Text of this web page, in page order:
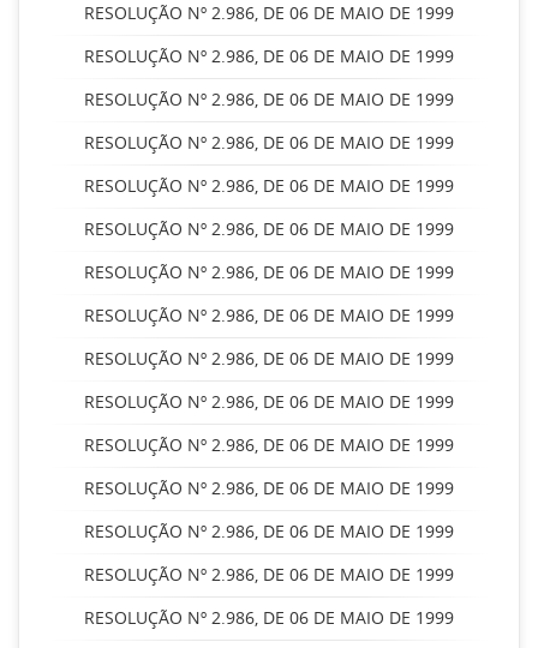
RESOLUÇÃO Nº 2.986, DE 06 DE MAIO DE 1999
RESOLUÇÃO Nº 2.986, DE 06 DE MAIO DE 1999
RESOLUÇÃO Nº 2.986, DE 06 DE MAIO DE 1999
RESOLUÇÃO Nº 2.986, DE 06 DE MAIO DE 1999
RESOLUÇÃO Nº 2.986, DE 06 DE MAIO DE 1999
RESOLUÇÃO Nº 2.986, DE 06 DE MAIO DE 1999
RESOLUÇÃO Nº 2.986, DE 06 DE MAIO DE 1999
RESOLUÇÃO Nº 2.986, DE 06 DE MAIO DE 1999
RESOLUÇÃO Nº 2.986, DE 06 DE MAIO DE 1999
RESOLUÇÃO Nº 2.986, DE 06 DE MAIO DE 1999
RESOLUÇÃO Nº 2.986, DE 06 DE MAIO DE 1999
RESOLUÇÃO Nº 2.986, DE 06 DE MAIO DE 1999
RESOLUÇÃO Nº 2.986, DE 06 DE MAIO DE 1999
RESOLUÇÃO Nº 2.986, DE 06 DE MAIO DE 1999
RESOLUÇÃO Nº 2.986, DE 06 DE MAIO DE 1999